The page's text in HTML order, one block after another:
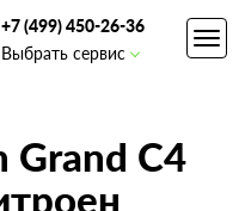
+7 (499) 450-26-36
Выбрать сервис
Grand C4